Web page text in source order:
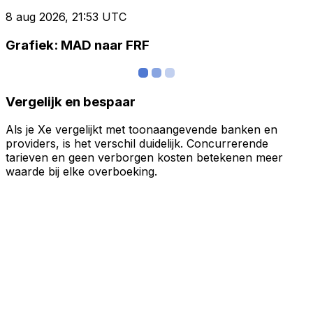
8 aug 2026, 21:53 UTC
Grafiek: MAD naar FRF
Vergelijk en bespaar
Als je Xe vergelijkt met toonaangevende banken en
providers, is het verschil duidelijk. Concurrerende
tarieven en geen verborgen kosten betekenen meer
waarde bij elke overboeking.